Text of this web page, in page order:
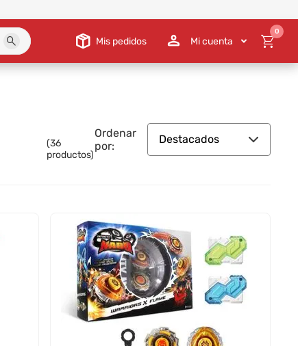
Mis pedidos Mi cuenta
0
(36
productos)
Ordenar
por:
Destacados